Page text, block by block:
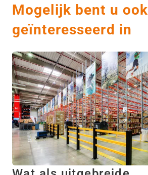
Mogelijk bent u ook
geïnteresseerd in